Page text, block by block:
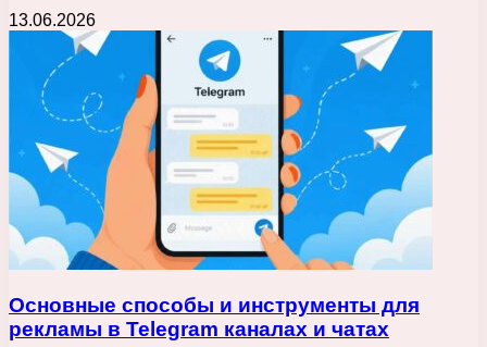
13.06.2026
Основные способы и инструменты для
рекламы в Telegram каналах и чатах